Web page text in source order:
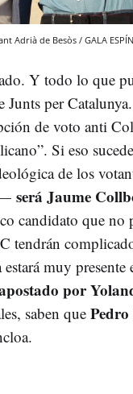
Adrià de Besòs / GALA ESPÍN
Y todo lo que
per
de voto anti
Si eso
de los
será Jaume
candidato que no
tendrán
muy presente
por
saben quePedro